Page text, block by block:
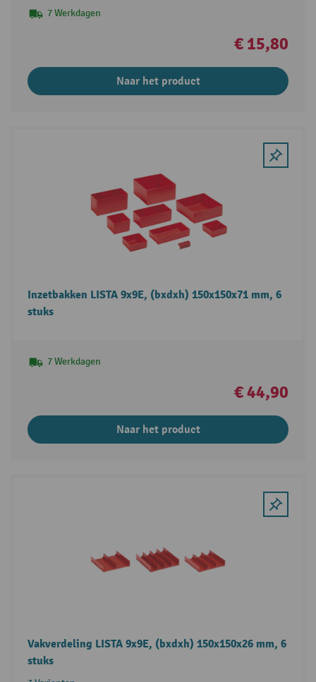
7 Werkdagen
€ 15,80
Naar het product
Inzetbakken LISTA 9x9E, (bxdxh) 150x150x71 mm, 6
stuks
7 Werkdagen
€ 44,90
Naar het product
Vakverdeling LISTA 9x9E, (bxdxh) 150x150x26 mm, 6
stuks